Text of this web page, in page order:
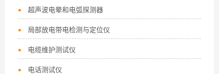
超声波电晕和电弧探测器
局部放电带电检测与定位仪
电缆维护测试仪
电话测试仪